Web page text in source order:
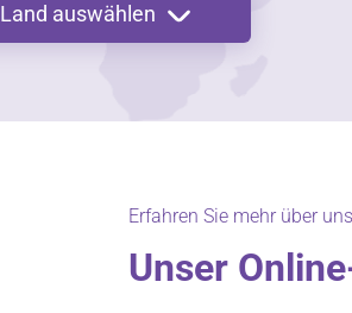
Land auswählen
Erfahren Sie mehr über
Unser